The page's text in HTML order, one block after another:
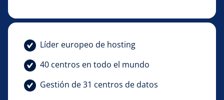
Líder europeo de hosting
40 centros en todo el mundo
Gestión de 31 centros de datos